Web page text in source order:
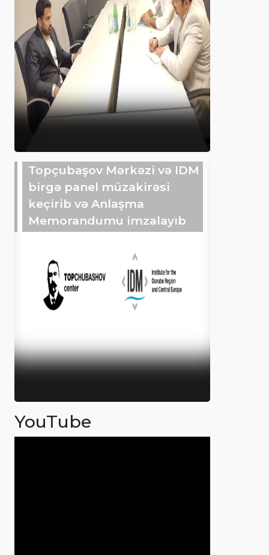
Topçubaşov Mərkəzi və IDM
birgə panel müzakirəsi
keçirib və Anlaşma
Memorandumu imzalayıb
YouTube